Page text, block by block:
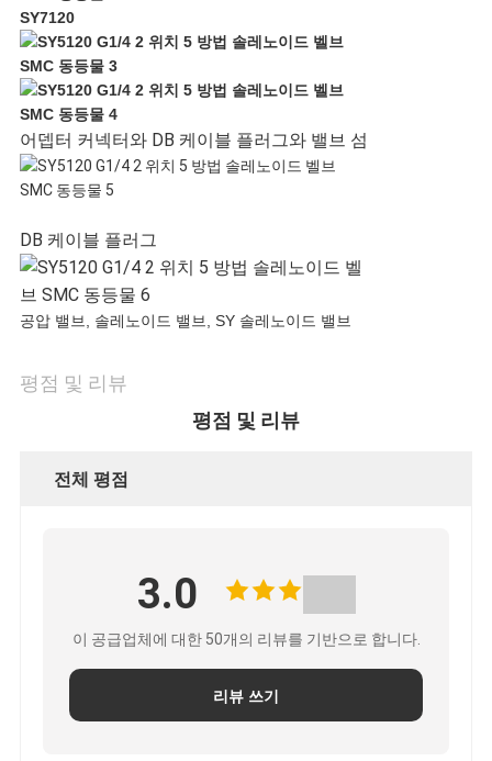
SY7120
어뎁터 커넥터와 DB 케이블 플러그와 밸브 섬
DB 케이블 플러그
공압 밸브, 솔레노이드 밸브, SY 솔레노이드 밸브
평점 및 리뷰
평점 및 리뷰
전체 평점
3.0
이 공급업체에 대한 50개의 리뷰를 기반으로 합니다.
리뷰 쓰기